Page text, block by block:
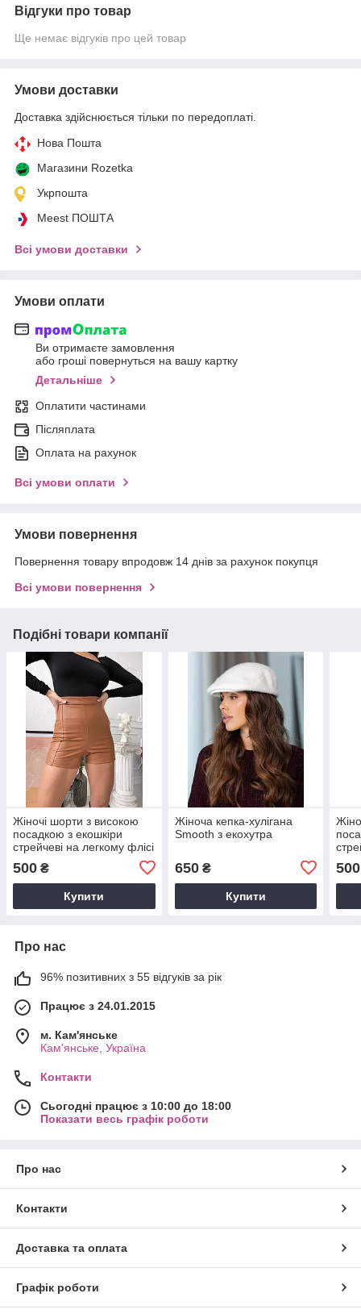
Відгуки про товар
Ще немає відгуків про цей товар
Умови доставки
Доставка здійснюється тільки по передоплаті.
Нова Пошта
Магазини Rozetka
Укрпошта
Meest ПОШТА
Всі умови доставки
Умови оплати
Ви отримаєте замовлення
або гроші повернуться на вашу картку
Детальніше
Оплатити частинами
Післяплата
Оплата на рахунок
Всі умови оплати
Умови повернення
Повернення товару впродовж 14 днів за рахунок покупця
Всі умови повернення
Подібні товари компанії
Жіночі шорти з високою
посадкою з екошкіри
стрейчеві на легкому флісі
500 ₴
Купити
Жіноча кепка-хулігана
Smooth з екохутра
650₴
Купити
500
Про нас
96% позитивних з 55 відгуків за рік
Працює з 24.01.2015
м. Кам'янське
Кам'янське, Україна
Контакти
Сьогодні працює з 10:00 до 18:00
Показати весь графік роботи
Про нас
Контакти
Доставка та оплата
Графік роботи